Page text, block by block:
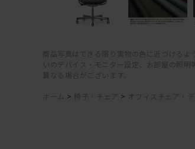
商品写真はできる限り実物の色に近づけるよ
いのデバイス・モニター設定、お部屋の照明
異なる場合がございます。
ホーム > 椅子・チェア > オフィスチェア・